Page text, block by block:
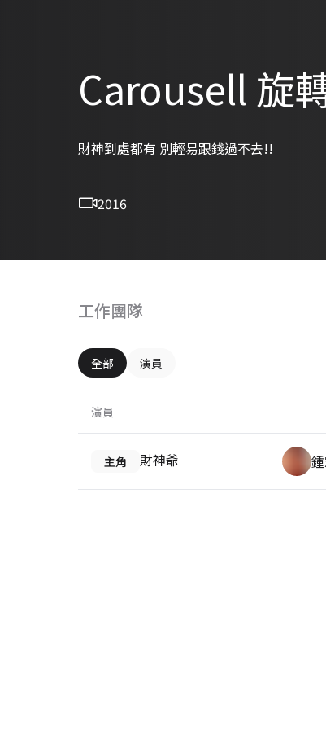
Carousell 旋
財神到處都有 別輕易跟錢過不去!!
2016
工作團隊
全部 演員
演員
主角 財神爺